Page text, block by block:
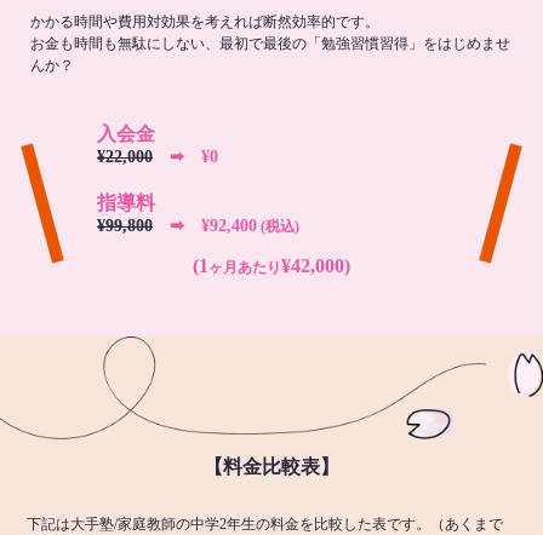
かかる時間や費用対効果を考えれば断然効率的です。
お金も時間も無駄にしない、最初で最後の「勉強習慣習得」をはじめませ
んか？
入会金
¥22,000 ➡︎ ¥0
指導料
¥99,800 ➡︎ ¥92,400 (税込)
(1 ヶ月あたり¥42,000)
【料金比較表】
下記は大手塾/家庭教師の中学2年生の料金を比較した表です。（あくまで